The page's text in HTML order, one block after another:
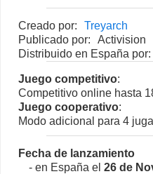
Creado por:
Treyarch
Publicado por:
Activision
Distribuido en España por:
Juego competitivo:
Competitivo online hasta
Juego cooperativo:
Modo adicional para 4
Fecha de lanzamiento
- en España el 26 de